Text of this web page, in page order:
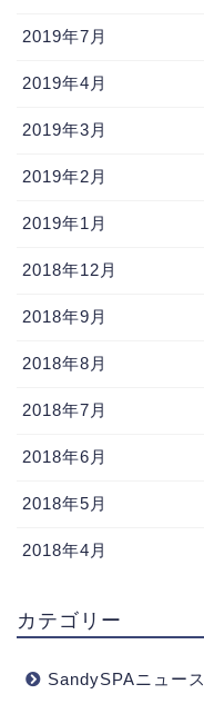
2019年7月
2019年4月
2019年3月
2019年2月
2019年1月
2018年12月
2018年9月
2018年8月
2018年7月
2018年6月
2018年5月
2018年4月
カテゴリー
SandySPAニュース